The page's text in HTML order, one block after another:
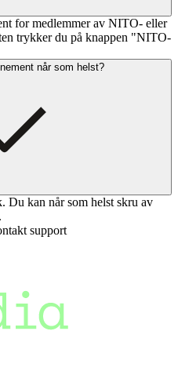
for medlemmer av NITO- eller
trykker du på knappen "NITO-
når som helst?
Du kan når som helst skru av
support